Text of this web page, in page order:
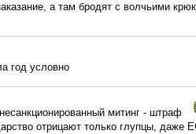
а там бродят с волчьими
год условно
митинг - штраф
отрицают только глупцы, даже